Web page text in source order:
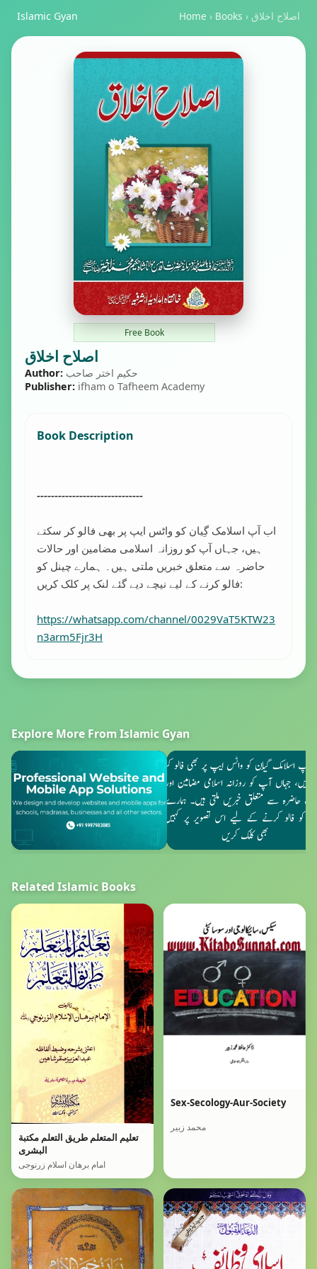
Islamic Gyan Home › Books › اصلاح اخلاق
Free Book
اصلاح اخلاق
Author: حکیم اختر صاحب
Publisher: ifham o Tafheem Academy
Book Description
------------------------------
اب آپ اسلامک گِیان کو واٹس ایپ پر بھی فالو کر سکتے
ہیں، جہاں آپ کو روزانہ اسلامی مضامین اور حالات
حاضرہ سے متعلق خبریں ملتی ہیں۔ ہمارے چینل کو
فالو کرنے کے لیے نیچے دیے گئے لنک پر کلک کریں:
https://whatsapp.com/channel/0029VaT5KTW23
n3arm5Fjr3H
Explore More From Islamic Gyan
Related Islamic Books
تعليم المتعلم طريق التعلم مكتبة
البشرى
امام برھان اسلام زرنوجی
Sex-Secology-Aur-Society
محمد زبیر